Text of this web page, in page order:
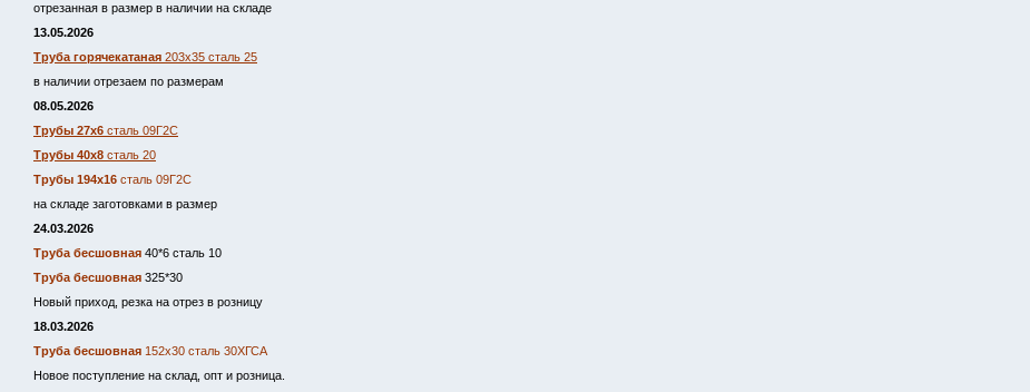
отрезанная в размер в наличии на складе
13.05.2026
Труба горячекатаная 203х35 сталь 25
в наличии отрезаем по размерам
08.05.2026
Трубы 27х6 сталь 09Г2С
Трубы 40х8 сталь 20
Трубы 194х16 сталь 09Г2С
на складе заготовками в размер
24.03.2026
Труба бесшовная 40*6 сталь 10
Труба бесшовная 325*30
Новый приход, резка на отрез в розницу
18.03.2026
Труба бесшовная 152х30 сталь 30ХГСА
Новое поступление на склад, опт и розница.